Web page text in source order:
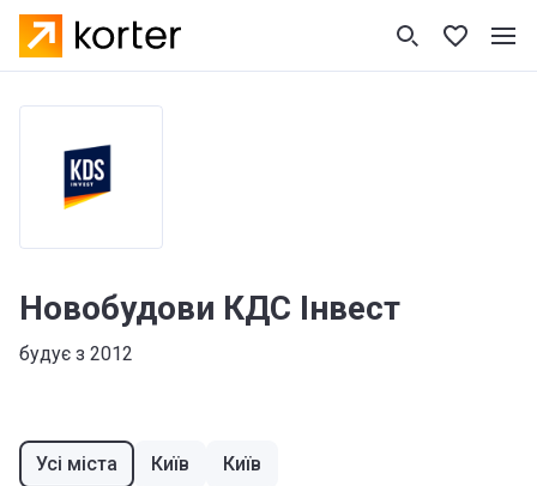
Новобудови КДС Інвест
будує з 2012
Усі міста Київ Київ